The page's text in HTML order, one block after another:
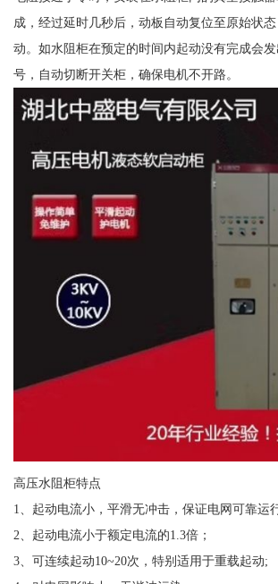
成，经过延时几秒后，动板自动复位至原始状
动。如水阻柜在预定的时间内起动没有完成会
号，自动切断开关柜，确保电机不开路。
高压水阻柜特点
1、起动电流小，平滑无冲击，保证电网可靠运
2、起动电流小于额定电流的1.3倍；
3、可连续起动10~20次，特别适用于重载起动;